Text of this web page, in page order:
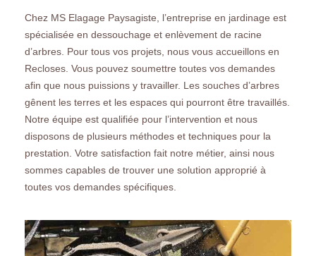
Chez MS Elagage Paysagiste, l’entreprise en jardinage est
spécialisée en dessouchage et enlèvement de racine
d’arbres. Pour tous vos projets, nous vous accueillons en
Recloses. Vous pouvez soumettre toutes vos demandes
afin que nous puissions y travailler. Les souches d’arbres
gênent les terres et les espaces qui pourront être travaillés.
Notre équipe est qualifiée pour l’intervention et nous
disposons de plusieurs méthodes et techniques pour la
prestation. Votre satisfaction fait notre métier, ainsi nous
sommes capables de trouver une solution approprié à
toutes vos demandes spécifiques.